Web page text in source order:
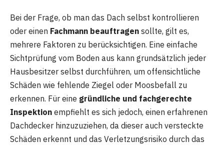
Bei der Frage, ob man das Dach selbst kontrollieren
oder einen Fachmann beauftragen sollte, gilt es,
mehrere Faktoren zu berücksichtigen. Eine einfache
Sichtprüfung vom Boden aus kann grundsätzlich jeder
Hausbesitzer selbst durchführen, um offensichtliche
Schäden wie fehlende Ziegel oder Moosbefall zu
erkennen. Für eine gründliche und fachgerechte
Inspektion empfiehlt es sich jedoch, einen erfahrenen
Dachdecker hinzuzuziehen, da dieser auch versteckte
Schäden erkennt und das Verletzungsrisiko durch das